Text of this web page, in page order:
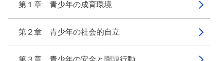
第１章 青少年の成育環境
第２章 青少年の社会的自立
第３章 青少年の安全と問題行動